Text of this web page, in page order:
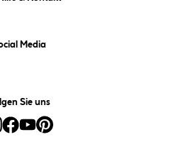
Media
Sie uns